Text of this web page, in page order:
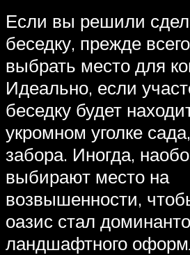
Если вы решили
беседку, прежде
выбрать место для
Идеально, если
беседку будет
укромном уголке
забора. Иногда,
выбирают место на
возвышенности,
оазис стал
ландшафтного